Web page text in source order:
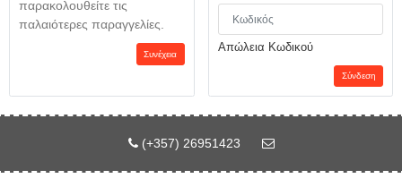
Compare
Λίστα Αγαπημένων
Languages
Currency
παρακολουθείτε τις
παλαιότερες παραγγελίες.
Συνέχεια
Απώλεια Κωδικού
Σύνδεση
(+357) 26951423